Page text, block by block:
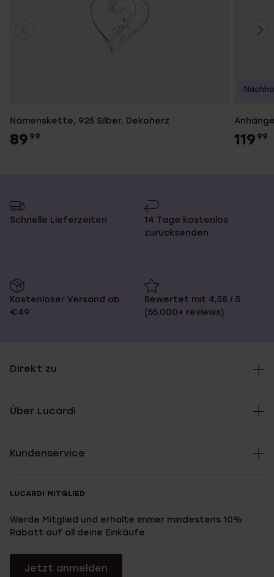
Namenskette, 925 Silber, Dekoherz
89 99 119 99
Schnelle Lieferzeiten
14 Tage kostenlos
zurücksenden
Kostenloser Versand ab
€49
Bewertet mit 4,58 / 5
(55.000+ reviews)
Direkt zu
Über Lucardi
Kundenservice
LUCARDI MITGLIED
Werde Mitglied und erhalte immer mindestens 10%
Rabatt auf all deine Einkäufe
Jetzt anmelden